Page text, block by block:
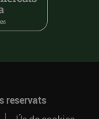
reservats